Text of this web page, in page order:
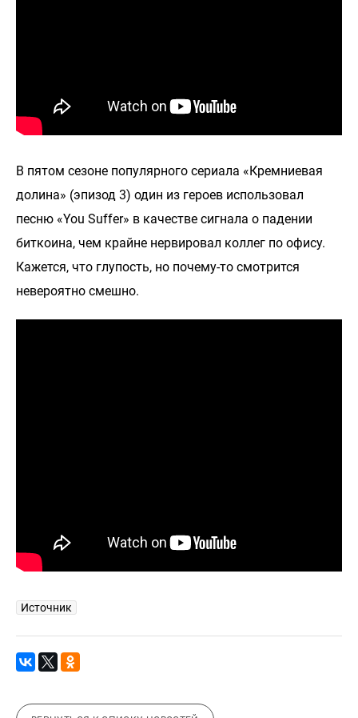
В пятом сезоне популярного сериала «Кремниевая
долина» (эпизод 3) один из героев использовал
песню «You Suffer» в качестве сигнала о падении
биткоина, чем крайне нервировал коллег по офису.
Кажется, что глупость, но почему-то смотрится
невероятно смешно.
Источник